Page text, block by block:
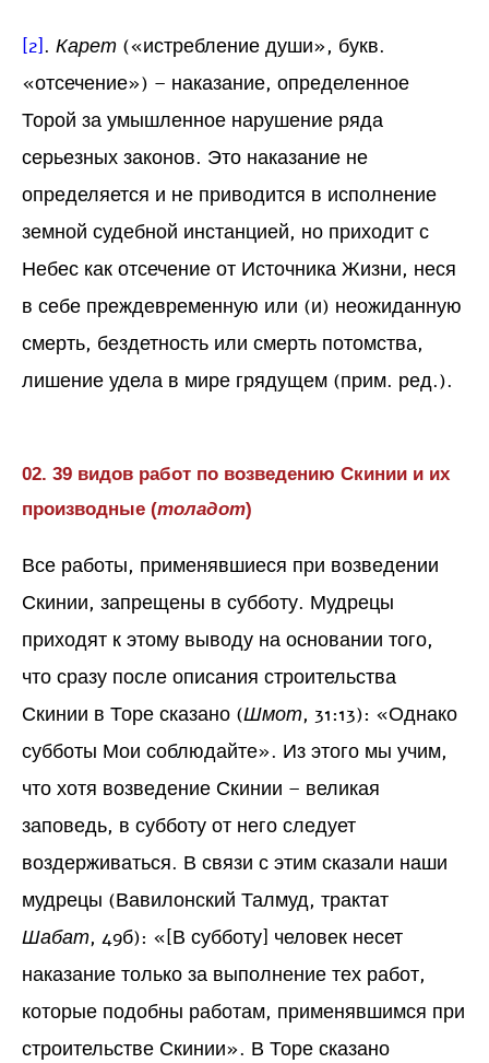
[2]. Карет («истребление души», букв.
«отсечение») – наказание, определенное
Торой за умышленное нарушение ряда
серьезных законов. Это наказание не
определяется и не приводится в исполнение
земной судебной инстанцией, но приходит с
Небес как отсечение от Источника Жизни, неся
в себе преждевременную или (и) неожиданную
смерть, бездетность или смерть потомства,
лишение удела в мире грядущем (прим. ред.).
02. 39 видов работ по возведению Скинии и их
производные (толадот)
Все работы, применявшиеся при возведении
Скинии, запрещены в субботу. Мудрецы
приходят к этому выводу на основании того,
что сразу после описания строительства
Скинии в Торе сказано (Шмот, 31:13): «Однако
субботы Мои соблюдайте». Из этого мы учим,
что хотя возведение Скинии – великая
заповедь, в субботу от него следует
воздерживаться. В связи с этим сказали наши
мудрецы (Вавилонский Талмуд, трактат
Шабат, 49б): «[В субботу] человек несет
наказание только за выполнение тех работ,
которые подобны работам, применявшимся при
строительстве Скинии». В Торе сказано